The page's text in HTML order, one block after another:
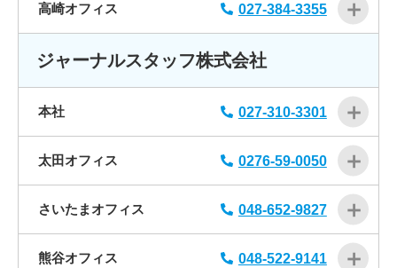
高崎オフィス 027-384-3355
ジャーナルスタッフ株式会社
本社 027-310-3301
太田オフィス 0276-59-0050
さいたまオフィス 048-652-9827
熊谷オフィス 048-522-9141